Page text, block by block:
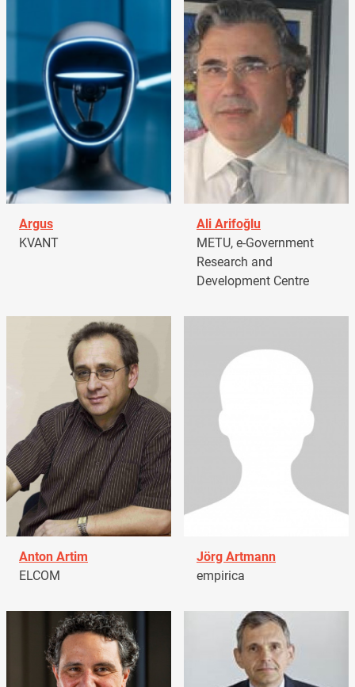
Argus
KVANT
Ali Arifoğlu
METU, e-Government
Research and
Development Centre
Anton Artim
ELCOM
Jörg Artmann
empirica